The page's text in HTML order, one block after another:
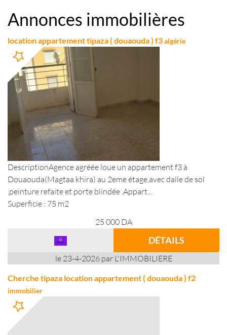
Annonces immobilières
location appartement tipaza ( douaouda ) f3algérie
DescriptionAgence agréée loue un appartement f3 à
Douaouda(Magtaa khira) au 2eme étage,avec dalle de sol
,peinture refaite et porte blindée .Appart...
Superficie : 75 m2
25 000 DA
DÉTAILS
le 23-4-2026 par L'IMMOBILIERE
Cherche tipaza location appartement ( douaouda ) f2
immobilier